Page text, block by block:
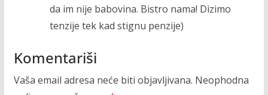
da im nije babovina. Bistro nama! Dizimo
tenzije tek kad stignu penzije)
Komentariši
Vaša email adresa neće biti objavljivana. Neophodna